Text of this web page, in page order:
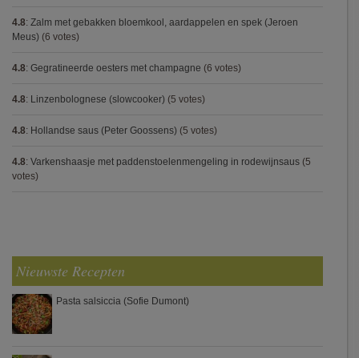
4.8: Zalm met gebakken bloemkool, aardappelen en spek (Jeroen
Meus) (6 votes)
4.8: Gegratineerde oesters met champagne (6 votes)
4.8: Linzenbolognese (slowcooker) (5 votes)
4.8: Hollandse saus (Peter Goossens) (5 votes)
4.8: Varkenshaasje met paddenstoelenmengeling in rodewijnsaus (5
votes)
Nieuwste Recepten
Pasta salsiccia (Sofie Dumont)